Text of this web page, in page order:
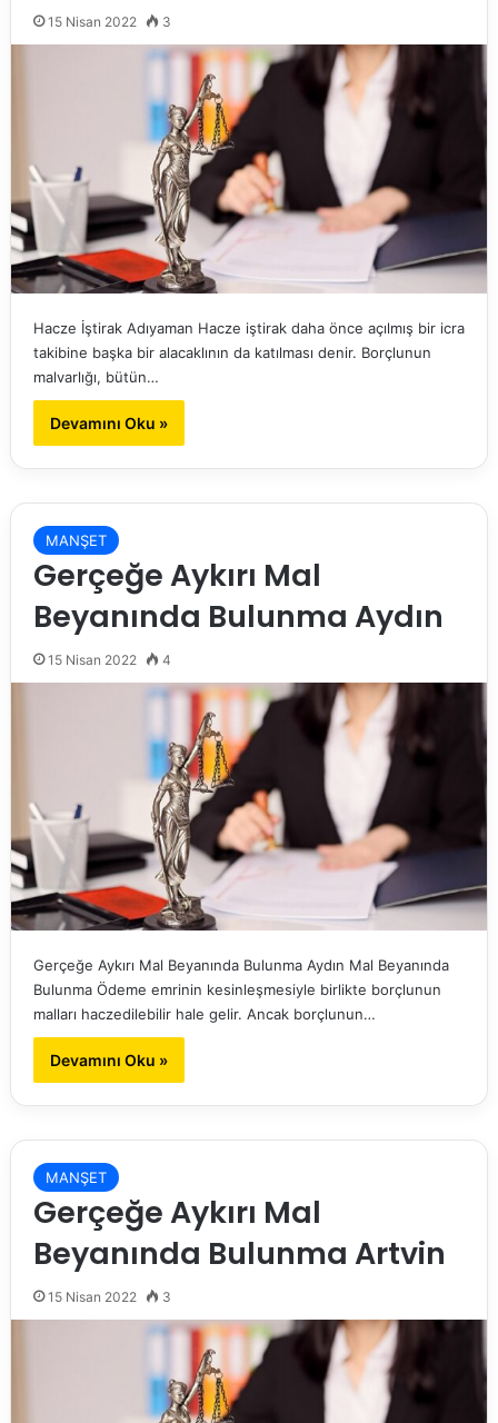
15 Nisan 2022 3
Hacze İştirak Adıyaman Hacze iştirak daha önce açılmış bir icra
takibine başka bir alacaklının da katılması denir. Borçlunun
malvarlığı, bütün…
Devamını Oku »
MANŞET
Gerçeğe Aykırı Mal
Beyanında Bulunma Aydın
15 Nisan 2022 4
Gerçeğe Aykırı Mal Beyanında Bulunma Aydın Mal Beyanında
Bulunma Ödeme emrinin kesinleşmesiyle birlikte borçlunun
malları haczedilebilir hale gelir. Ancak borçlunun…
Devamını Oku »
MANŞET
Gerçeğe Aykırı Mal
Beyanında Bulunma Artvin
15 Nisan 2022 3